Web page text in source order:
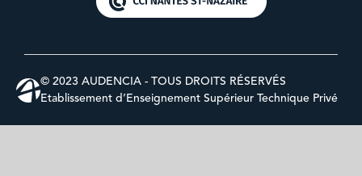
© 2023 AUDENCIA - TOUS DROITS RÉSERVÉS
Etablissement d’Enseignement Supérieur Technique Privé